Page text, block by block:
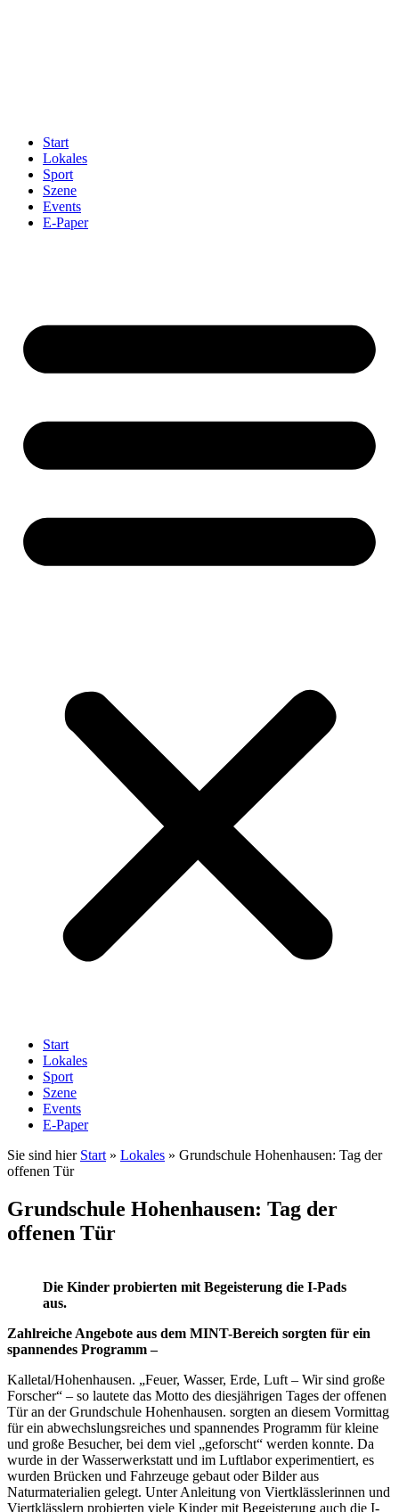
Start
Lokales
Sport
Szene
Events
E-Paper
Start
Lokales
Sport
Szene
Events
E-Paper
Sie sind hier Start » Lokales » Grundschule Hohenhausen: Tag der
offenen Tür
Grundschule Hohenhausen: Tag der
offenen Tür
Die Kinder probierten mit Begeisterung die I-Pads
aus.
Zahlreiche Angebote aus dem MINT-Bereich sorgten für ein
spannendes Programm –
Kalletal/Hohenhausen. „Feuer, Wasser, Erde, Luft – Wir sind große
Forscher“ – so lautete das Motto des diesjährigen Tages der offenen
Tür an der Grundschule Hohenhausen. sorgten an diesem Vormittag
für ein abwechslungsreiches und spannendes Programm für kleine
und große Besucher, bei dem viel „geforscht“ werden konnte. Da
wurde in der Wasserwerkstatt und im Luftlabor experimentiert, es
wurden Brücken und Fahrzeuge gebaut oder Bilder aus
Naturmaterialien gelegt. Unter Anleitung von Viertklässlerinnen und
Viertklässlern probierten viele Kinder mit Begeisterung auch die I-